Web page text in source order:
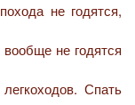
не годятся,
не годятся
Спать